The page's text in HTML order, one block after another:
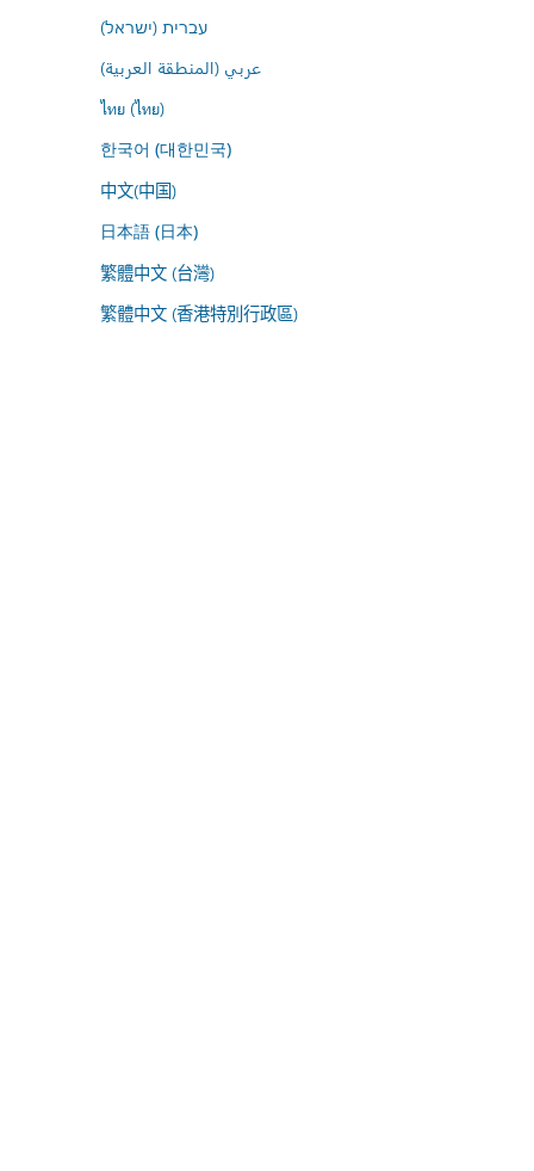
עברית (ישראל)
عربي (المنطقة العربية)
ไทย (ไทย)
한국어 (대한민국)
中文(中国)
日本語 (日本)
繁體中文 (台灣)
繁體中文 (香港特別行政區)